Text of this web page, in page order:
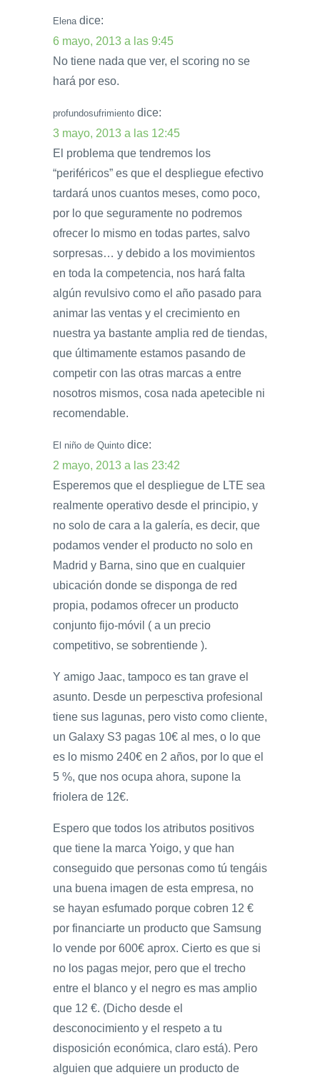
Elena dice:
6 mayo, 2013 a las 9:45
No tiene nada que ver, el scoring no se
hará por eso.
profundosufrimiento dice:
3 mayo, 2013 a las 12:45
El problema que tendremos los
“periféricos” es que el despliegue efectivo
tardará unos cuantos meses, como poco,
por lo que seguramente no podremos
ofrecer lo mismo en todas partes, salvo
sorpresas… y debido a los movimientos
en toda la competencia, nos hará falta
algún revulsivo como el año pasado para
animar las ventas y el crecimiento en
nuestra ya bastante amplia red de tiendas,
que últimamente estamos pasando de
competir con las otras marcas a entre
nosotros mismos, cosa nada apetecible ni
recomendable.
El niño de Quinto dice:
2 mayo, 2013 a las 23:42
Esperemos que el despliegue de LTE sea
realmente operativo desde el principio, y
no solo de cara a la galería, es decir, que
podamos vender el producto no solo en
Madrid y Barna, sino que en cualquier
ubicación donde se disponga de red
propia, podamos ofrecer un producto
conjunto fijo-móvil ( a un precio
competitivo, se sobrentiende ).
Y amigo Jaac, tampoco es tan grave el
asunto. Desde un perpesctiva profesional
tiene sus lagunas, pero visto como cliente,
un Galaxy S3 pagas 10€ al mes, o lo que
es lo mismo 240€ en 2 años, por lo que el
5 %, que nos ocupa ahora, supone la
friolera de 12€.
Espero que todos los atributos positivos
que tiene la marca Yoigo, y que han
conseguido que personas como tú tengáis
una buena imagen de esta empresa, no
se hayan esfumado porque cobren 12 €
por financiarte un producto que Samsung
lo vende por 600€ aprox. Cierto es que si
no los pagas mejor, pero que el trecho
entre el blanco y el negro es mas amplio
que 12 €. (Dicho desde el
desconocimiento y el respeto a tu
disposición económica, claro está). Pero
alguien que adquiere un producto de